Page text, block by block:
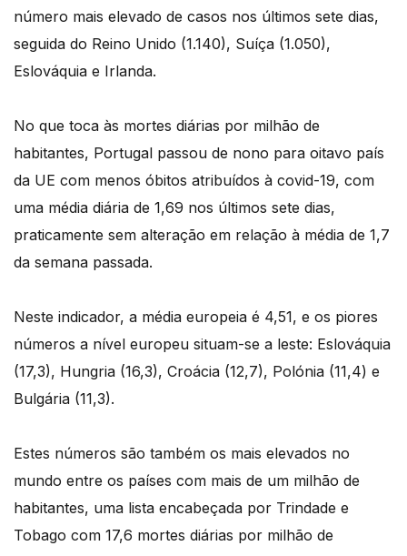
número mais elevado de casos nos últimos sete dias,
seguida do Reino Unido (1.140), Suíça (1.050),
Eslováquia e Irlanda.
No que toca às mortes diárias por milhão de
habitantes, Portugal passou de nono para oitavo país
da UE com menos óbitos atribuídos à covid-19, com
uma média diária de 1,69 nos últimos sete dias,
praticamente sem alteração em relação à média de 1,7
da semana passada.
Neste indicador, a média europeia é 4,51, e os piores
números a nível europeu situam-se a leste: Eslováquia
(17,3), Hungria (16,3), Croácia (12,7), Polónia (11,4) e
Bulgária (11,3).
Estes números são também os mais elevados no
mundo entre os países com mais de um milhão de
habitantes, uma lista encabeçada por Trindade e
Tobago com 17,6 mortes diárias por milhão de